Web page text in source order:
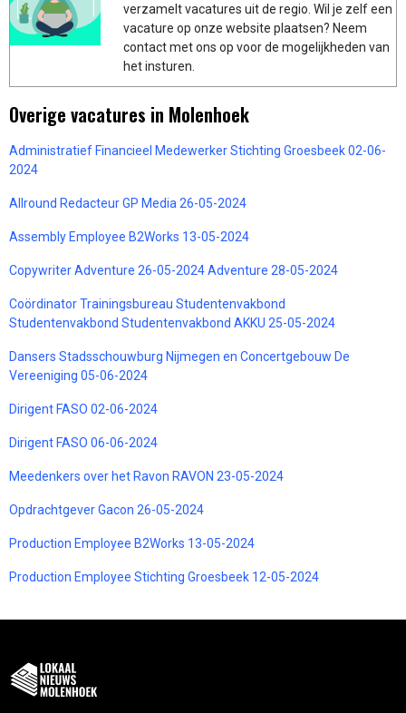
verzamelt vacatures uit de regio. Wil je zelf een
vacature op onze website plaatsen? Neem
contact met ons op voor de mogelijkheden van
het insturen.
Overige vacatures in Molenhoek
Administratief Financieel Medewerker Stichting Groesbeek 02-06-
2024
Allround Redacteur GP Media 26-05-2024
Assembly Employee B2Works 13-05-2024
Copywriter Adventure 26-05-2024 Adventure 28-05-2024
Coördinator Trainingsbureau Studentenvakbond
Studentenvakbond Studentenvakbond AKKU 25-05-2024
Dansers Stadsschouwburg Nijmegen en Concertgebouw De
Vereeniging 05-06-2024
Dirigent FASO 02-06-2024
Dirigent FASO 06-06-2024
Meedenkers over het Ravon RAVON 23-05-2024
Opdrachtgever Gacon 26-05-2024
Production Employee B2Works 13-05-2024
Production Employee Stichting Groesbeek 12-05-2024